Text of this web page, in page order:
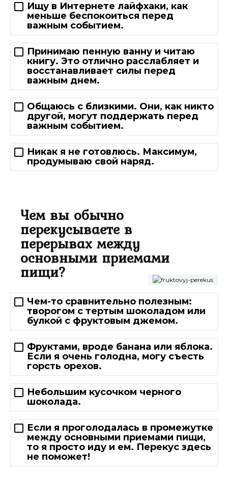
Ищу в Интернете лайфхаки, как
меньше беспокоиться перед
важным событием.
Принимаю пенную ванну и читаю
книгу. Это отлично расслабляет и
восстанавливает силы перед
важным днем.
Общаюсь с близкими. Они, как никто
другой, могут поддержать перед
важным событием.
Никак я не готовлюсь. Максимум,
продумываю свой наряд.
Чем вы обычно
перекусываете в
перерывах между
основными приемами
пищи?
Чем-то сравнительно полезным:
творогом с тертым шоколадом или
булкой с фруктовым джемом.
Фруктами, вроде банана или яблока.
Если я очень голодна, могу съесть
горсть орехов.
Небольшим кусочком черного
шоколада.
Если я проголодалась в промежутке
между основными приемами пищи,
то я просто иду и ем. Перекус здесь
не поможет!